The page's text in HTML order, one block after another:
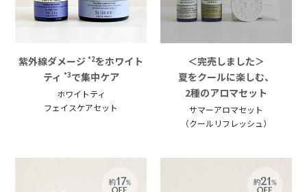
紫外線ダメージ*2をホワイト
ティ *3で集中ケア
ホワイトティ
フェイスケアセット
＜完売しました＞
夏をクールに楽しむ、
2種のアロマセット
サマーアロマセット
（クールリフレッシュ）